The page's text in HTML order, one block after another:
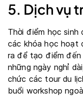
5. Dịch vụ
Thời điểm học sinh
các khóa học hoạt
ra để tạo điểm đến
những ngày nghỉ
chức các tour du
buổi workshop